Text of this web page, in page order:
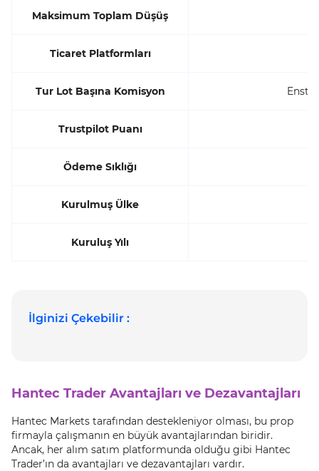
Maksimum Toplam Düşüş
Ticaret Platformları
Tur Lot Başına Komisyon
Trustpilot Puanı
Ödeme Sıklığı
Kurulmuş Ülke
Kuruluş Yılı
İlginizi Çekebilir :
Hantec Trader Avantajları ve Dezavantajları
Hantec Markets tarafından destekleniyor olması, bu prop
firmayla çalışmanın en büyük avantajlarından biridir.
Ancak, her alım satım platformunda olduğu gibi Hantec
Trader’ın da avantajları ve dezavantajları vardır.